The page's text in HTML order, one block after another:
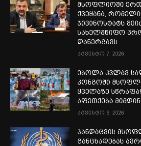
მსოფლიოში
ქვეყანა,
ჯივინოსტატს
სახელმწიფო
დანერგავს
აგვისტო 7, 2026
ებოლა კვლავ
კონგოში
ყველაზე
აფეთქება
აგვისტო 6, 2026
ჯანდაცვის
განცხადებას